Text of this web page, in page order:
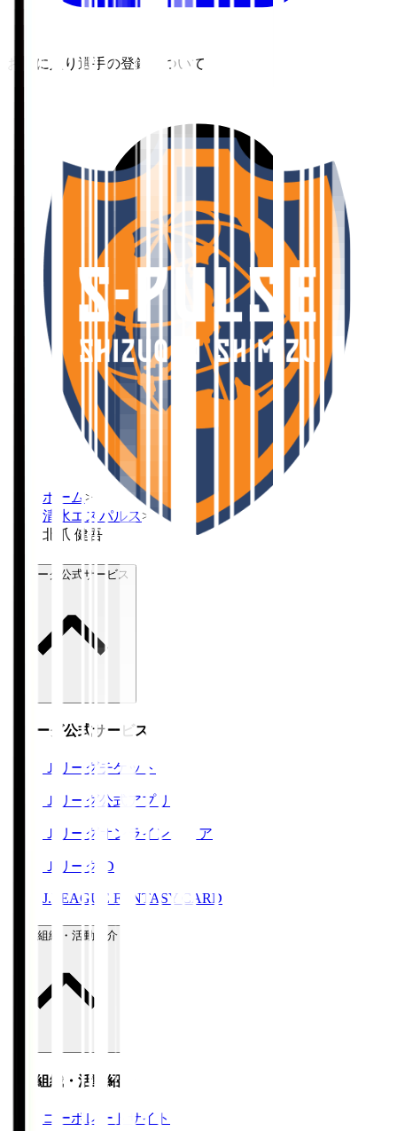
お気に入り選手の登録について
ホーム >
清水エスパルス>
北爪 健吾
Ｊリーグ公式サービス
Ｊリーグ公式サービス
Ｊリーグチケット
Ｊリーグ公式アプリ
Ｊリーグオンラインストア
ＪリーグID
J.LEAGUE FANTASY CARD
運営組織・活動紹介
運営組織・活動紹介
コーポレートサイト